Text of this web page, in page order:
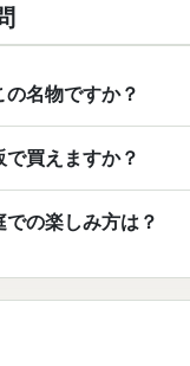
名物ですか？
買えますか？
の楽しみ方は？